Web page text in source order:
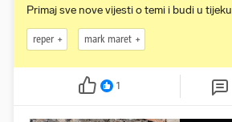
Primaj sve nove vijesti o temi i budi u tijeku
reper mark maret
1